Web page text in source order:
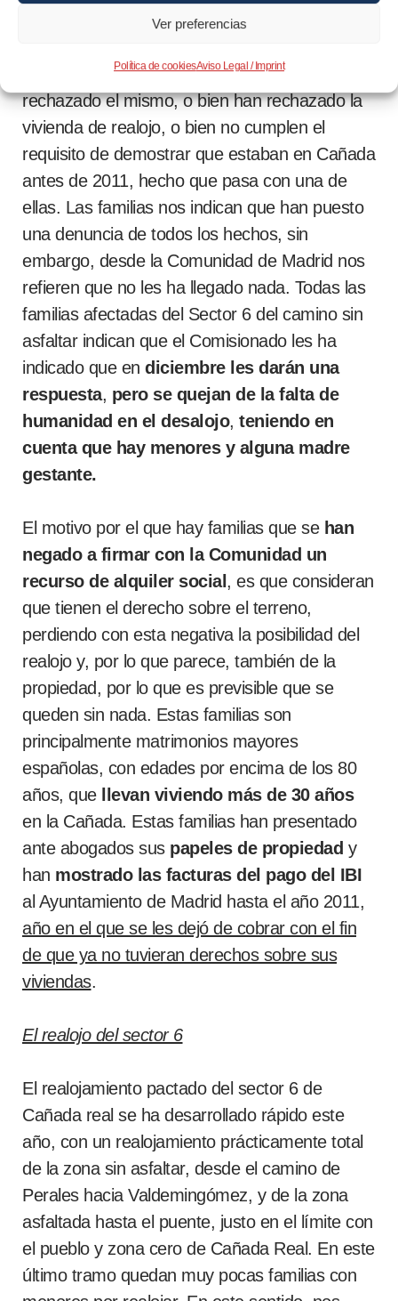
Ver preferencias
Política de cookiesAviso Legal / Imprint
derecho a realojamientoporque o bien lo han
rechazado el mismo, o bien han rechazado la
vivienda de realojo, o bien no cumplen el
requisito de demostrar que estaban en Cañada
antes de 2011, hecho que pasa con una de
ellas. Las familias nos indican que han puesto
una denuncia de todos los hechos, sin
embargo, desde la Comunidad de Madrid nos
refieren que no les ha llegado nada. Todas las
familias afectadas del Sector 6 del camino sin
asfaltar indican que el Comisionado les ha
indicado que en diciembre les darán una
respuesta, pero se quejan de la falta de
humanidad en el desalojo, teniendo en
cuenta que hay menores y alguna madre
gestante.
El motivo por el que hay familias que se han
negado a firmar con la Comunidad un
recurso de alquiler social , es que consideran
que tienen el derecho sobre el terreno,
perdiendo con esta negativa la posibilidad del
realojo y, por lo que parece, también de la
propiedad, por lo que es previsible que se
queden sin nada. Estas familias son
principalmente matrimonios mayores
españolas, con edades por encima de los 80
años, que
llevan viviendo más de 30 años
en la Cañada. Estas familias han presentado
ante abogados sus papeles de propiedad y
han mostrado las facturas del pago del IBI
al Ayuntamiento de Madrid hasta el año 2011,
año en el que se les dejó de cobrar con el fin
de que ya no tuvieran derechos sobre sus
viviendas.
El realojo del sector 6
El realojamiento pactado del sector 6 de
Cañada real se ha desarrollado rápido este
año, con un realojamiento prácticamente total
de la zona sin asfaltar, desde el camino de
Perales hacia Valdemingómez, y de la zona
asfaltada hasta el puente, justo en el límite con
el pueblo y zona cero de Cañada Real. En este
último tramo quedan muy pocas familias con